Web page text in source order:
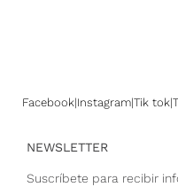
Facebook Instagram Tik tok
NEWSLETTER
Suscríbete para recibir